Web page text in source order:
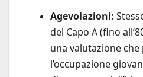
Agevolazioni:
del Capo A (fino
una valutazione
l’occupazione